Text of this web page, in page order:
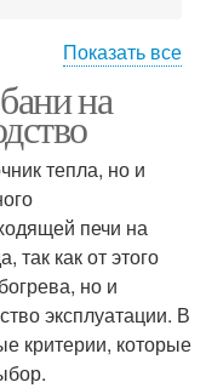
Печи в бане
Стальная печь
Сварная печь
Показать все
на
тепла, но и
печи на
так как от этого
но и
эксплуатации. В
критерии, которые